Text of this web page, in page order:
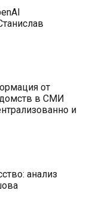
от
в СМИ
и
анализ